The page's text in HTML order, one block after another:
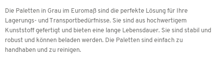
Die Paletten in Grau im Euromaß sind die perfekte Lösung für Ihre
Lagerungs- und Transportbedürfnisse. Sie sind aus hochwertigem
Kunststoff gefertigt und bieten eine lange Lebensdauer. Sie sind stabil und
robust und können beladen werden. Die Paletten sind einfach zu
handhaben und zu reinigen.